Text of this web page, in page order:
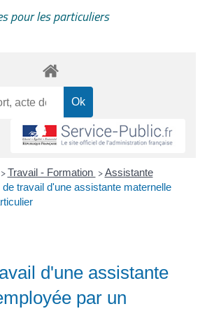
pour les particuliers
> Travail - Formation > Assistante
de travail d'une assistante maternelle
d'une assistante
par un